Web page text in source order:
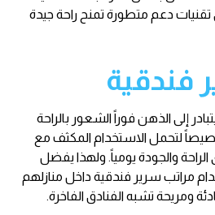
دعم متطورة تمنح راحة جيدة
فندقية
إلى الذهن فوراً الشعور بالراحة
لتحمل الاستخدام المكثف مع
والجودة يومياً. ولهذا يفضل
مراتب سرير فندقية داخل منازلهم
ومريحة تشبه الفنادق الفاخرة.